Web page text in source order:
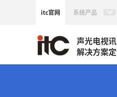
itc官网 系统产品
声光电视
解决方案